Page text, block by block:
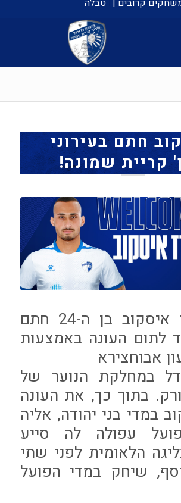
קרובים | טבלה
חתם בעירוני
קריית שמונה!
הבלם ארז איסקוב בן ה-24 חתם
לתום העונה באמצעות
אבוחצירא
במחלקת הנוער של
בתוך כך, את העונה
במדי בני יהודה, אליה
עפולה לה סייע
הלאומית לפני שתי
שיחק במדי הפועל